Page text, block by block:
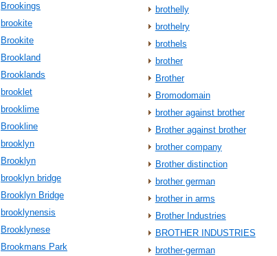
Brookings
brookite
Brookite
Brookland
Brooklands
brooklet
brooklime
Brookline
brooklyn
Brooklyn
brooklyn bridge
Brooklyn Bridge
brooklynensis
Brooklynese
Brookmans Park
brothelly
brothelry
brothels
brother
Brother
Bromodomain
brother against brother
Brother against brother
brother company
Brother distinction
brother german
brother in arms
Brother Industries
BROTHER INDUSTRIES
brother-german